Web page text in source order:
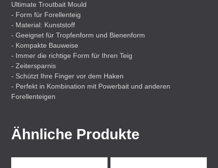
Ultimate Troutbait Mould
- Form für Forellenteig
- Material: Kunststoff
- Geeignet für Tropfenform und Bienenform
- Kompakte Bauweise
- Immer die richtige Form für Ihren Teig
- Zeitersparnis
- Schützt Ihre Finger vor dem Haken
- Perfekt in Kombination mit Powerbait und anderen
Forellenteigen
Ähnliche Produkte